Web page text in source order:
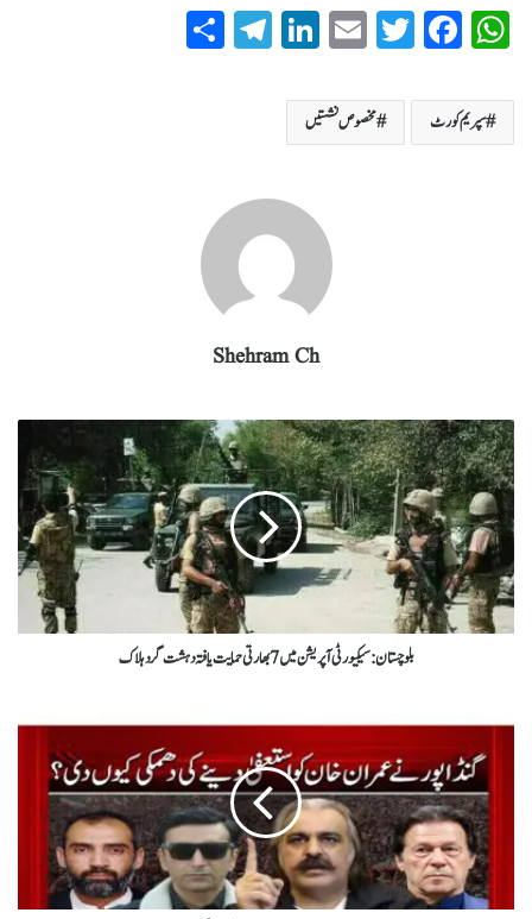
W
ha
ts
A
Fa
ce
bo
ok
T
wi
tte
r
E
m
ail
Li
nk
T
el
سپریم کورٹ مخصوص نشستیں
Shehram Ch
بلوچستان : سیکیورٹی آپریشن میں 7 بھارتی حمایت یافتہ دہشت گرد ہلاک